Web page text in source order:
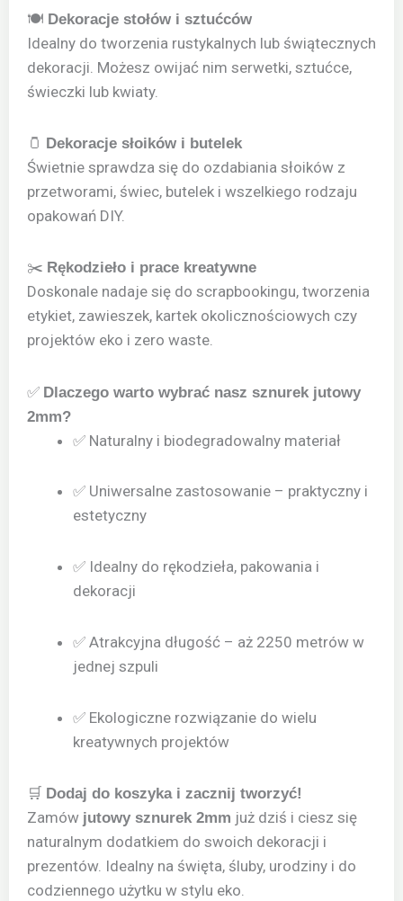
🍽 Dekoracje stołów i sztućców
Idealny do tworzenia rustykalnych lub świątecznych
dekoracji. Możesz owijać nim serwetki, sztućce,
świeczki lub kwiaty.
🫙 Dekoracje słoików i butelek
Świetnie sprawdza się do ozdabiania słoików z
przetworami, świec, butelek i wszelkiego rodzaju
opakowań DIY.
✂️ Rękodzieło i prace kreatywne
Doskonale nadaje się do scrapbookingu, tworzenia
etykiet, zawieszek, kartek okolicznościowych czy
projektów eko i zero waste.
✅ Dlaczego warto wybrać nasz sznurek jutowy
2mm?
✅ Naturalny i biodegradowalny materiał
✅ Uniwersalne zastosowanie – praktyczny i
estetyczny
✅ Idealny do rękodzieła, pakowania i
dekoracji
✅ Atrakcyjna długość – aż 2250 metrów w
jednej szpuli
✅ Ekologiczne rozwiązanie do wielu
kreatywnych projektów
🛒 Dodaj do koszyka i zacznij tworzyć!
Zamów jutowy sznurek 2mm już dziś i ciesz się
naturalnym dodatkiem do swoich dekoracji i
prezentów. Idealny na święta, śluby, urodziny i do
codziennego użytku w stylu eko.